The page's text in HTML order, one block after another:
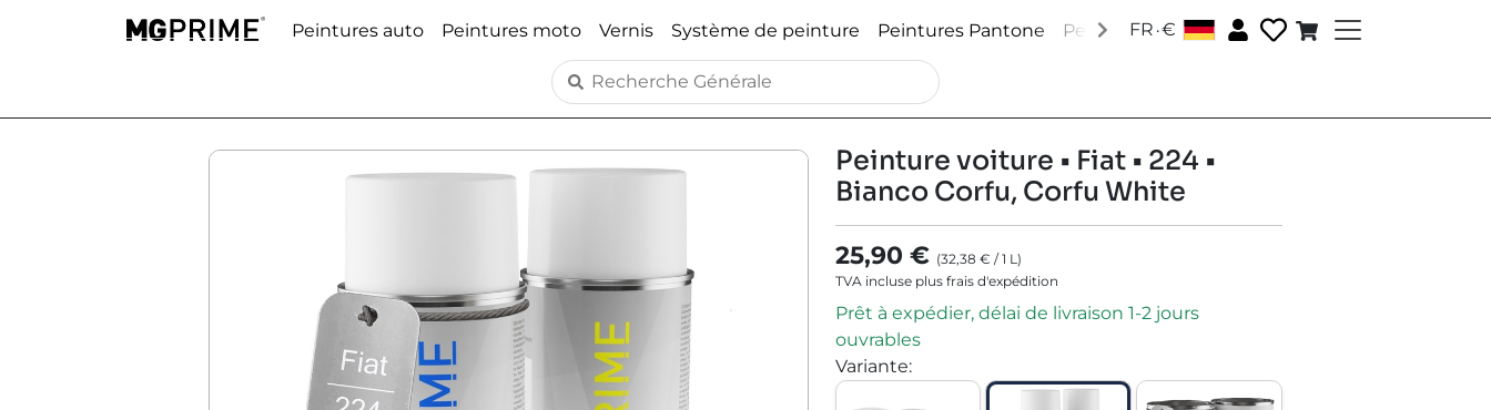
Peintures auto Peintures moto Vernis Système de peinture Peintures Pantone Peintures RAL Peintures spéciales
FR .€
Peinture voiture • Fiat • 224 •
Bianco Corfu, Corfu White
25,90 € (32,38 € /1 L)
TVA incluse plus frais d'expédition
Prêt à expédier, délai de livraison 1-2 jours
ouvrables
Variante: